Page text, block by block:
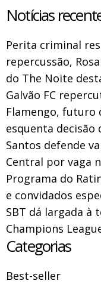
Notícias
Perita criminal
repercussão,
do The Noite
Galvão FC
Flamengo, futuro
esquenta decisão
Santos defende
Central por vaga
Programa do
e convidados
SBT dá largada à
Champions
Categorias
Best-seller